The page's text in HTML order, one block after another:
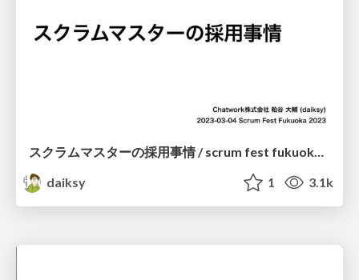
スクラムマスターの採用事情 / scrum fest fukuoka 2023
daiksy
1 3.1k